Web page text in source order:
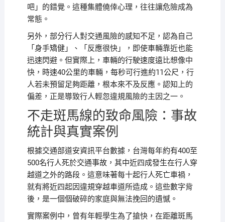
吧」的錯覺。這種集體僥倖心理，往往讓危險成為
常態。
另外，部分行人對交通風險的感知不足，認為自己
「身手矯健」、「反應很快」，即使車輛靠近也能
迅速閃避。但實際上，車輛的行駛速度遠比想像中
快，時速40公里的車輛，每秒可行進約11公尺，行
人若未預留足夠距離，根本來不及反應。認知上的
偏差，正是導致行人輕忽違規風險的主因之一。
不走斑馬線的致命風險：事故
統計與真實案例
根據交通部道安資訊平台數據，台灣每年約有400至
500名行人死於交通事故，其中近四成發生在行人穿
越道之外的路段。這意味著每十起行人死亡車禍，
就有將近四起因違規穿越車道所造成。這些數字背
後，是一個個破碎的家庭與無法挽回的遺憾。
實際案例中，曾有年輕學生為了搶快，在距離斑馬